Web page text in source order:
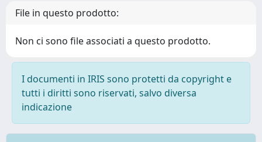
File in questo prodotto:
Non ci sono file associati a questo prodotto.
I documenti in IRIS sono protetti da copyright e
tutti i diritti sono riservati, salvo diversa
indicazione